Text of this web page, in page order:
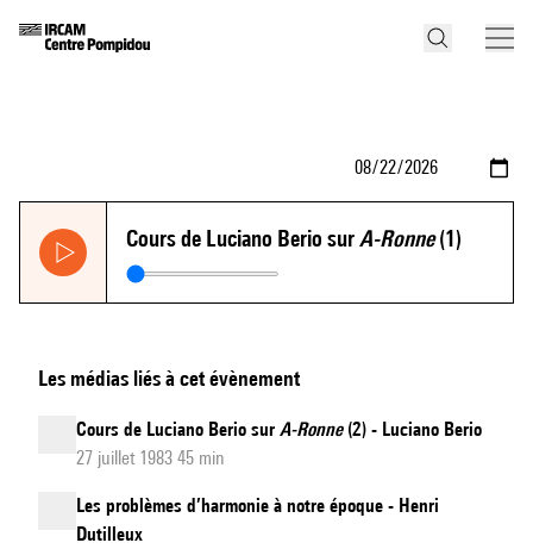
Cours de Luciano Berio surA-Ronne(1)
Les médias liés à cet évènement
Cours de Luciano Berio sur A-Ronne(2) - Luciano Berio
27 juillet 1983 45 min
Les problèmes d’harmonie à notre époque - Henri
Dutilleux